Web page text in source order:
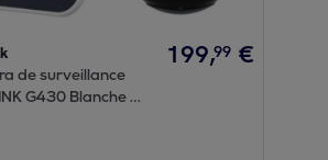
de surveillance
G430 Blanche +
199,99 €